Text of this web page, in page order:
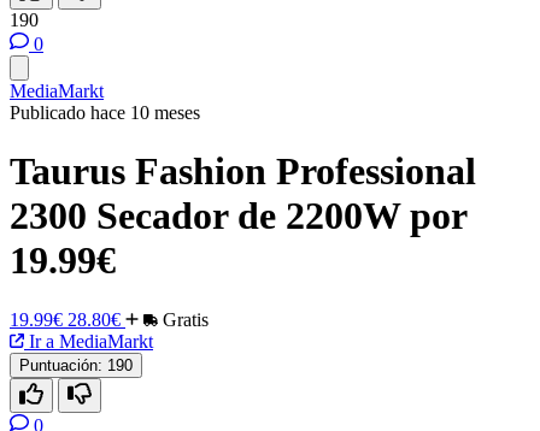
190
0
MediaMarkt
Publicado hace 10 meses
Taurus Fashion Professional
2300 Secador de 2200W por
19.99€
19.99€ 28.80€
Gratis
Ir a MediaMarkt
Puntuación: 190
0